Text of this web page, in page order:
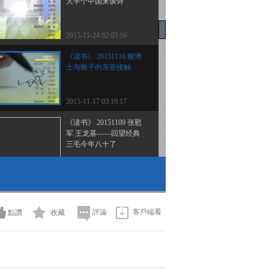
2015-11-24 02:03:16
《读书》 20151116 猴博
士与猴子的亲密接触
2015-11-17 03:10:17
《读书》 20151109 张慰
军 王龙基——回望经典
三毛今年八十了
2015-11-03 01:08:16
你不知道的孔子
點讚 收藏 評論 客戶端看